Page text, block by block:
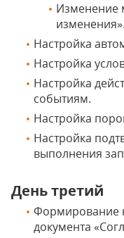
Изменение
изменения».
Настройка
Настройка
Настройка
событиям.
Настройка
Настройка
выполнения
День третий
Формирование
документа